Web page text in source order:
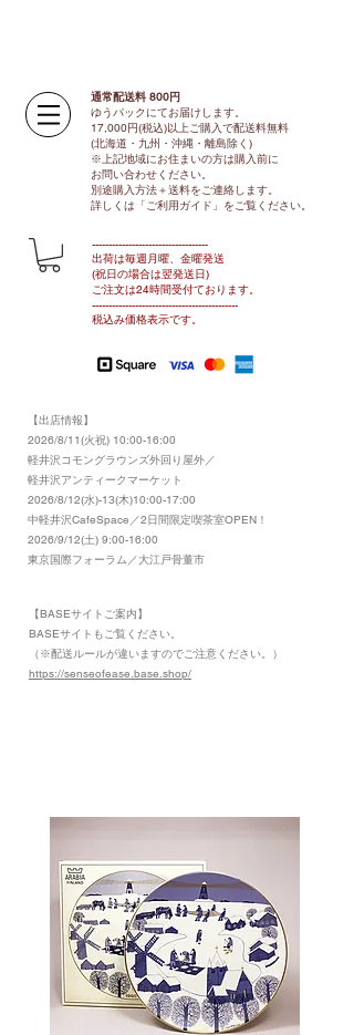
通常配送料 800円​
ゆうパックにてお届けします。
17,000円(税込)以上ご購入で配送料無料
(北海道・九州・沖縄・離島除く)
※上記地域にお住まいの方は購入前に
お問い合わせください。
別途購入方法＋送料をご連絡します。
​​詳しくは「ご利用ガイド」をご覧ください。
​-----------------------------------
出荷は毎週月曜、金曜発送
(祝日の場合は翌発送日)
ご注文は24時間受付ております​。
-------------------------------​-------​------
​税込み価格表示です。
【出店情報】
2026/8/11(火祝) 10:00-16:00
​軽井沢コモングラウンズ外回り屋外／
軽井沢アンティークマーケット
2026/8/12(水)-13(木)10:00-17:00
​中軽井沢CafeSpace／2日間限定喫茶室OPEN！
2026/9/12(土) 9:00-16:00
東京国際フォーラム／大江戸骨董市
【BASEサイトご案内】
​BASEサイトもご覧ください。
（※配送ルールが違いますのでご注意ください。）
https://senseofease.base.shop/